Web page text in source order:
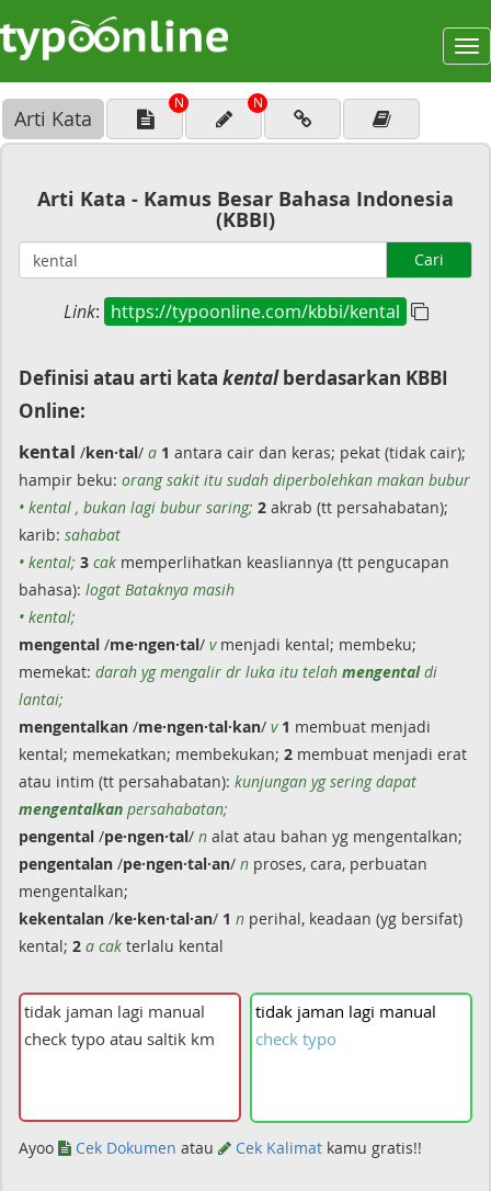
Arti Kata
N N
Arti Kata - Kamus Besar Bahasa Indonesia
(KBBI)
Cari
Link: https://typoonline.com/kbbi/kental
Definisi atau arti kata kentalberdasarkan KBBI
Online:
kental /ken·tal/ a 1 antara cair dan keras; pekat (tidak cair);
hampir beku: orang sakit itu sudah diperbolehkan makan bubur
• kental , bukan lagi bubur saring; 2 akrab (tt persahabatan);
karib: sahabat
• kental; 3 cak memperlihatkan keasliannya (tt pengucapan
bahasa): logat Bataknya masih
• kental;
mengental /me·ngen·tal/ vmenjadi kental; membeku;
memekat: darah yg mengalir dr luka itu telah mengentaldi
lantai;
mengentalkan /me·ngen·tal·kan/ v 1 membuat menjadi
kental; memekatkan; membekukan; 2 membuat menjadi erat
atau intim (tt persahabatan): kunjungan yg sering dapat
mengentalkan persahabatan;
pengental /pe·ngen·tal/ n alat atau bahan yg mengentalkan;
pengentalan /pe·ngen·tal·an/ n proses, cara, perbuatan
mengentalkan;
kekentalan /ke·ken·tal·an/ 1 n perihal, keadaan (yg bersifat)
kental; 2 a cak terlalu kental
tidak jaman lagi manual
check typo
Ayoo Cek Dokumen atau Cek Kalimat kamu gratis!!